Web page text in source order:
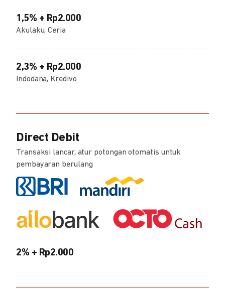
1,5% + Rp2.000
Akulaku, Ceria
2,3% + Rp2.000
Indodana, Kredivo
Direct Debit
Transaksi lancar, atur potongan otomatis untuk
pembayaran berulang
2% + Rp2.000